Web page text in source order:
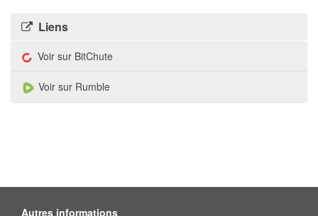
Liens
Voir sur BitChute
Voir sur Rumble
Autres informations